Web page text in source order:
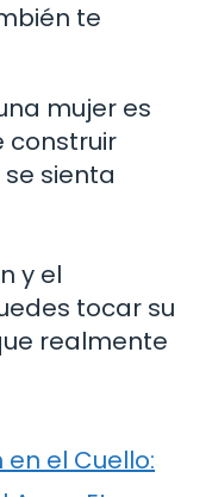
te
mujer es
construir
sienta
y el
tocar su
realmente
el Cuello: